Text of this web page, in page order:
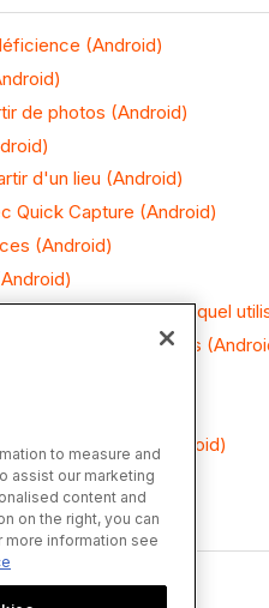
(Android)
de photos (Android)
d'un lieu (Android)
Quick Capture (Android)
(Android)
courriel à n’importe quel
des déficiences
(Android)
de déficiences (Android)
to measure and
assist our marketing
content and
on the right, you can
more information see